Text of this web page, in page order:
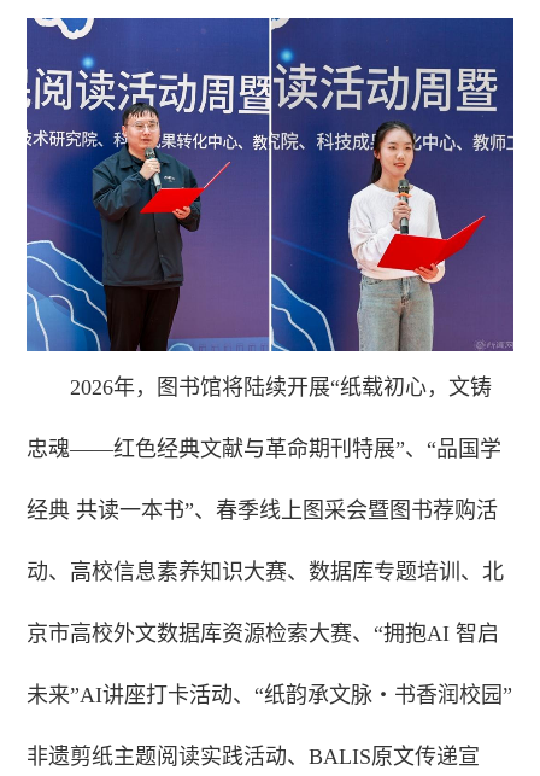
2026年，图书馆将陆续开展“纸载初心，文铸
忠魂——红色经典文献与革命期刊特展”、“品国学
经典 共读一本书”、春季线上图采会暨图书荐购活
动、高校信息素养知识大赛、数据库专题培训、北
京市高校外文数据库资源检索大赛、“拥抱AI 智启
未来”AI讲座打卡活动、“纸韵承文脉・书香润校园”
非遗剪纸主题阅读实践活动、BALIS原文传递宣